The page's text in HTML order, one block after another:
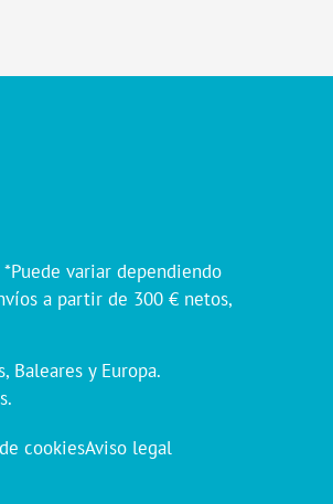
variar dependiendo
a partir de 300 € netos,
Baleares y Europa.
cookiesAviso legal